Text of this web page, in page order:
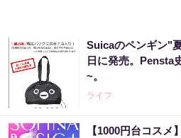
Suicaのペンギン"
日に発売。Pensta
~。
ライフ
【1000円台コスメ